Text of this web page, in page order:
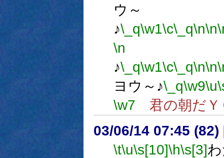
ウ～
♪\_q\w1\c\_q\n\n
\n
♪\_q\w1\c\_q\n\n
ヨウ～♪\_q\w9\u
\w7 君の朝だＹ
03/06/14 07:45 (82)
\t\u\s[10]\h\s[3]